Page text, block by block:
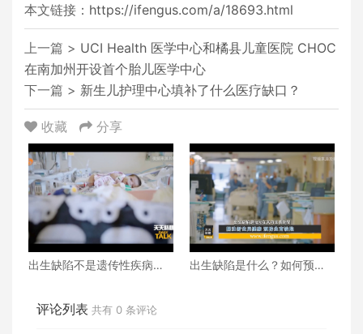
本文链接： https://ifengus.com/a/18693.html
上一篇 > UCI Health 医学中心和橘县儿童医院 CHOC
在南加州开设首个胎儿医学中心
下一篇 > 新生儿护理中心填补了什么医疗缺口？
收藏 分享
出生缺陷不是遗传性疾病！
出生缺陷是什么？如何预防
评论列表 共有 0 条评论